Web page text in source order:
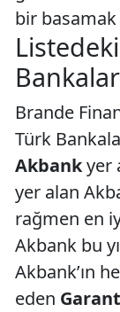
bir
Brande
Türk
Akbankyer
yer alan
rağmen en
Akbank bu
Akbank’ın
eden